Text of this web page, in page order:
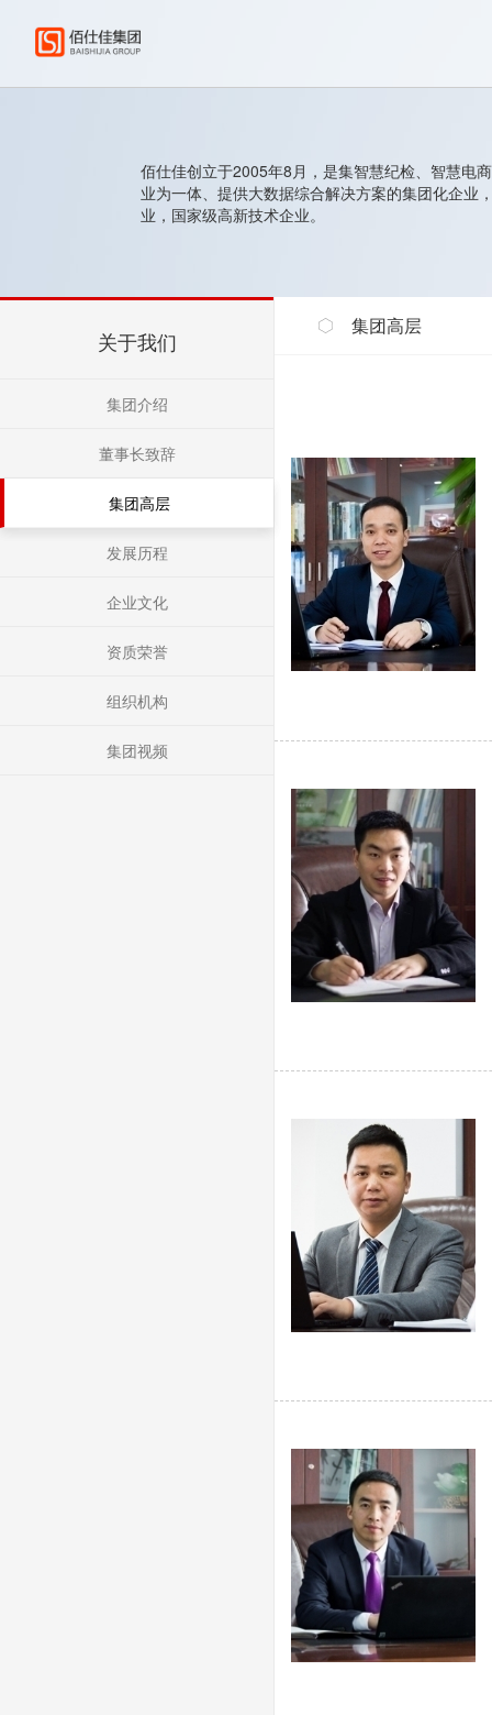
佰仕佳创立于2005年8月，是集智慧纪检、智慧电
业为一体、提供大数据综合解决方案的集团化企业
业，国家级高新技术企业。
关于我们
集团介绍
董事长致辞
集团高层
发展历程
企业文化
资质荣誉
组织机构
集团视频
集团高层